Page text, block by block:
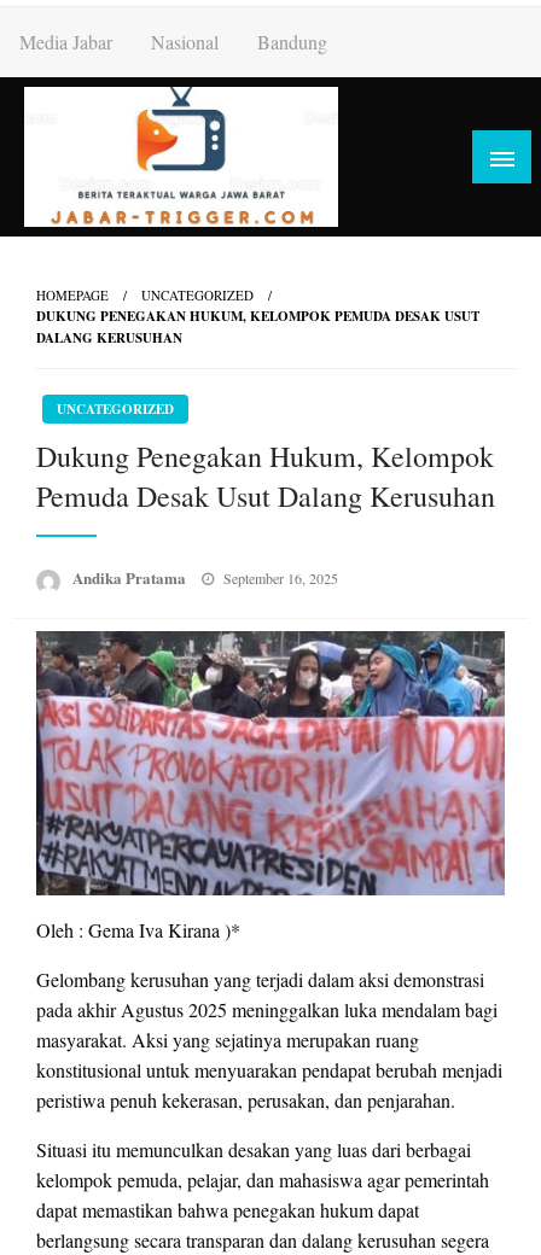
content
Media Jabar Nasional Bandung
HOMEPAGE UNCATEGORIZED
DUKUNG PENEGAKAN HUKUM, KELOMPOK PEMUDA DESAK USUT
DALANG KERUSUHAN
UNCATEGORIZED
Dukung Penegakan Hukum, Kelompok
Pemuda Desak Usut Dalang Kerusuhan
Andika Pratama
Posted
September 16, 2025
Oleh : Gema Iva Kirana )*
Gelombang kerusuhan yang terjadi dalam aksi demonstrasi
pada akhir Agustus 2025 meninggalkan luka mendalam bagi
masyarakat. Aksi yang sejatinya merupakan ruang
konstitusional untuk menyuarakan pendapat berubah menjadi
peristiwa penuh kekerasan, perusakan, dan penjarahan.
Situasi itu memunculkan desakan yang luas dari berbagai
kelompok pemuda, pelajar, dan mahasiswa agar pemerintah
dapat memastikan bahwa penegakan hukum dapat
berlangsung secara transparan dan dalang kerusuhan segera